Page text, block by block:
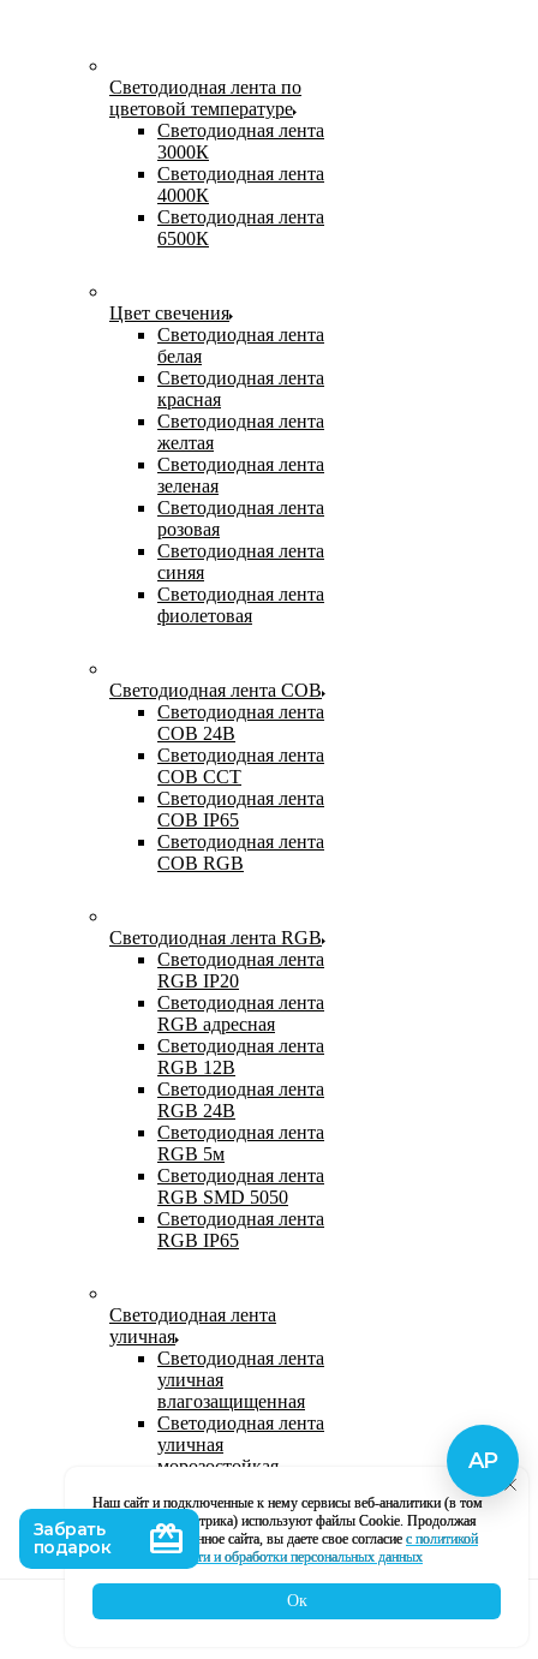
Светодиодная лента по
цветовой температуре
Светодиодная лента
3000К
Светодиодная лента
4000К
Светодиодная лента
6500К
Цвет свечения
Светодиодная лента
белая
Светодиодная лента
красная
Светодиодная лента
желтая
Светодиодная лента
зеленая
Светодиодная лента
розовая
Светодиодная лента
синяя
Светодиодная лента
фиолетовая
Светодиодная лента COB
Светодиодная лента
COB 24В
Светодиодная лента
COB CCT
Светодиодная лента
COB IP65
Светодиодная лента
COB RGB
Светодиодная лента RGB
Светодиодная лента
RGB IP20
Светодиодная лента
RGB адресная
Светодиодная лента
RGB 12В
Светодиодная лента
RGB 24В
Светодиодная лента
RGB 5м
Светодиодная лента
RGB SMD 5050
Светодиодная лента
RGB IP65
Светодиодная лента
уличная
Светодиодная лента
уличная
влагозащищенная
Светодиодная лента
уличная
морозостойкая
светодиодная лента
220В
Светодиодная лента
уличная в силиконе
Наш сайт и подключенные к нему сервисы веб-аналитики (в том
числе, Яндекс Метрика) используют файлы Cookie. Продолжая
использование данное сайта, вы даете свое согласие с политикой
кофиденциальности и обработки персональных данных
Ок